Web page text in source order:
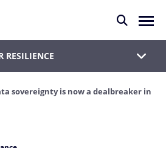
RESILIENCE
sovereignty is now a dealbreaker in